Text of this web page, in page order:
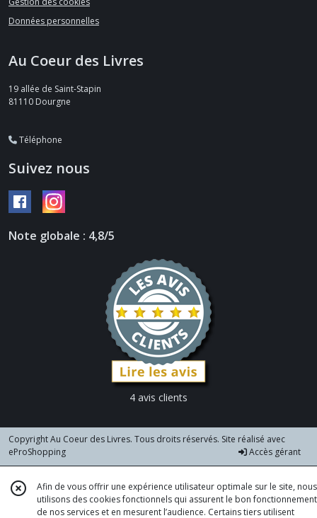
Données personnelles
Au Coeur des Livres
19 allée de Saint-Stapin
81110 Dourgne
Téléphone
Suivez nous
Note globale : 4,8/5
4 avis clients
Copyright Au Coeur des Livres. Tous droits réservés. Site réalisé avec
eProShopping
Accès gérant
Afin de vous offrir une expérience utilisateur optimale sur le site, nous
utilisons des cookies fonctionnels qui assurent le bon fonctionnement
de nos services et en mesurent l’audience. Certains tiers utilisent